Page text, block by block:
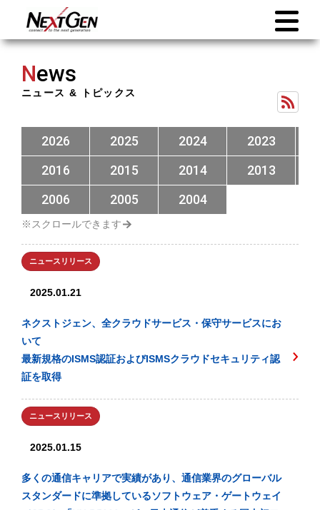
News
ニュース & トピックス
2026 2025 2024 2023
2016
2015 2014 2013
2006
2005 2004
ニュースリリース
2025.01.21
ネクストジェン、全クラウドサービス・保守サービスにお
いて
最新規格のISMS認証およびISMSクラウドセキュリティ認
証を取得
ニュースリリース
2025.01.15
多くの通信キャリアで実績があり、通信業界のグローバル
スタンダードに準拠しているソフトウェア・ゲートウェイ